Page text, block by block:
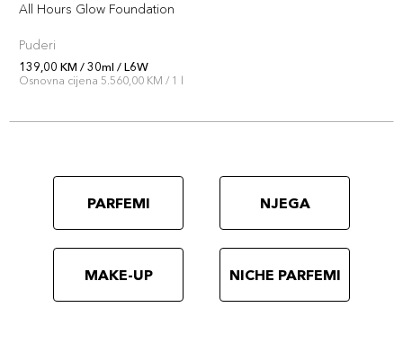
All Hours Glow Foundation
Puderi
139,00 KM / 30ml / L6W
Osnovna cijena 5.560,00 KM / 1 l
PARFEMI NJEGA
MAKE-UP NICHE PARFEMI